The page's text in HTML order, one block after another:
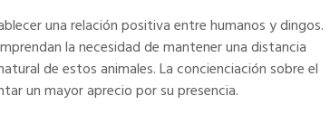
una relación positiva entre humanos y dingos.
la necesidad de mantener una distancia
de estos animales. La concienciación sobre el
un mayor aprecio por su presencia.